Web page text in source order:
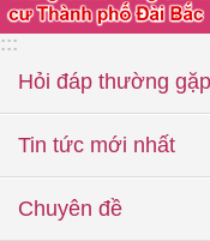
:::
Hỏi đáp thường gặp
Tin tức mới nhất
Chuyên đề